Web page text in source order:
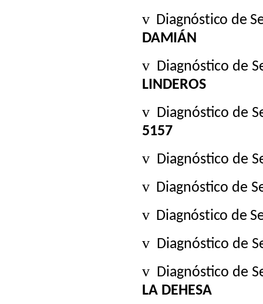
v Diagnóstico de
DAMIÁN
v Diagnóstico de
LINDEROS
v Diagnóstico de
5157
v Diagnóstico de
v Diagnóstico de
v Diagnóstico de
v Diagnóstico de
v Diagnóstico de
LA DEHESA